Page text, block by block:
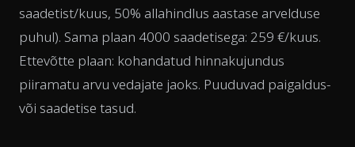
saadetist/kuus, 50% allahindlus aastase arvelduse
puhul). Sama plaan 4000 saadetisega: 259 €/kuus.
Ettevõtte plaan: kohandatud hinnakujundus
piiramatu arvu vedajate jaoks. Puuduvad paigaldus-
või saadetise tasud.